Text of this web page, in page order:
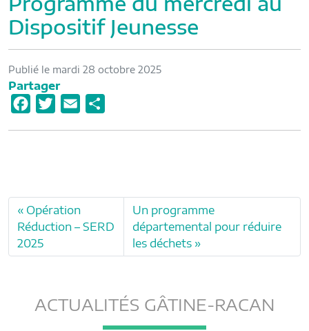
Dispositif Jeunesse
Publié le mardi 28 octobre 2025
Partager
o
o
k
e
r
g
e
Opération
Réduction – SERD
2025
Un programme
départemental pour réduire
les déchets
ACTUALITÉS GÂTINE-RACAN